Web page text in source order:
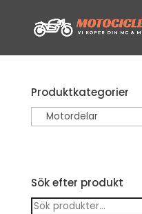
Produktkategorier
Sök efter produkt
Sök